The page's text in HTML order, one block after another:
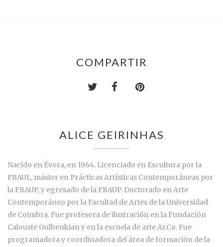
COMPARTIR
ALICE GEIRINHAS
Nacido en Évora, en 1964. Licenciado en Escultura por la
FBAUL, máster en Prácticas Artísticas Contemporáneas por
la FBAUP, y egresado de la FBAUP. Doctorado en Arte
Contemporáneo por la Facultad de Artes de la Universidad
de Coimbra. Fue profesora de ilustración en la Fundación
Calouste Gulbenkian y en la escuela de arte Ar.Co. Fue
programadora y coordinadora del área de formación de la